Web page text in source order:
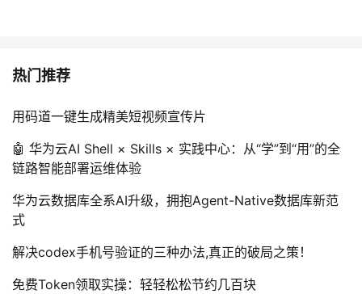
热门推荐
用码道一键生成精美短视频宣传片
🤖 华为云AI Shell × Skills × 实践中心：从“学”到“用”的全
链路智能部署运维体验
华为云数据库全系AI升级，拥抱Agent-Native数据库新范
式
解决codex手机号验证的三种办法,真正的破局之策！
免费Token领取实操：轻轻松松节约几百块